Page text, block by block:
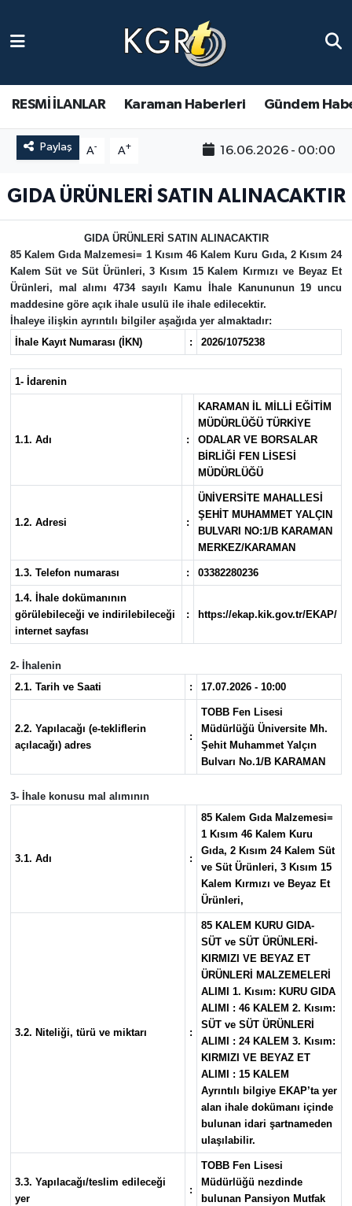
RESMİ İLANLAR Karaman Haberleri Gündem
Paylaş A- A+ 16.06.2026 - 00:00
GIDA ÜRÜNLERİ SATIN ALINACAKTIR
GIDA ÜRÜNLERİ SATIN ALINACAKTIR
85 Kalem Gıda Malzemesi= 1 Kısım 46 Kalem Kuru Gıda, 2 Kısım 24
Kalem Süt ve Süt Ürünleri, 3 Kısım 15 Kalem Kırmızı ve Beyaz Et
Ürünleri, mal alımı 4734 sayılı Kamu İhale Kanununun 19 uncu
maddesine göre açık ihale usulü ile ihale edilecektir.
İhaleye ilişkin ayrıntılı bilgiler aşağıda yer almaktadır:
İhale Kayıt Numarası (İKN)
: 2026/1075238
1- İdarenin
1.1. Adı :
KARAMAN İL MİLLİ EĞİTİM
MÜDÜRLÜĞÜ TÜRKİYE
ODALAR VE BORSALAR
BİRLİĞİ FEN LİSESİ
MÜDÜRLÜĞÜ
1.2. Adresi :
ÜNİVERSİTE MAHALLESİ
ŞEHİT MUHAMMET YALÇIN
BULVARI NO:1/B KARAMAN
MERKEZ/KARAMAN
1.3. Telefon numarası : 03382280236
1.4. İhale dokümanının
görülebileceği ve indirilebileceği
internet sayfası
: https://ekap.kik.gov.tr/EKAP/
2- İhalenin
2.1. Tarih ve Saati
: 17.07.2026 - 10:00
2.2. Yapılacağı (e-tekliflerin
açılacağı) adres
:
TOBB Fen Lisesi
Müdürlüğü Üniversite Mh.
Şehit Muhammet Yalçın
Bulvarı No.1/B KARAMAN
3- İhale konusu mal alımının
3.1. Adı :
85 Kalem Gıda Malzemesi=
1 Kısım 46 Kalem Kuru
Gıda, 2 Kısım 24 Kalem Süt
ve Süt Ürünleri, 3 Kısım 15
Kalem Kırmızı ve Beyaz Et
Ürünleri,
3.2. Niteliği, türü ve miktarı :
85 KALEM KURU GIDA-
SÜT ve SÜT ÜRÜNLERİ-
KIRMIZI VE BEYAZ ET
ÜRÜNLERİ MALZEMELERİ
ALIMI 1. Kısım: KURU GIDA
ALIMI : 46 KALEM 2. Kısım:
SÜT ve SÜT ÜRÜNLERİ
ALIMI : 24 KALEM 3. Kısım:
KIRMIZI VE BEYAZ ET
ALIMI : 15 KALEM
Ayrıntılı bilgiye EKAP’ta yer
alan ihale dokümanı içinde
bulunan idari şartnameden
ulaşılabilir.
3.3. Yapılacağı/teslim edileceği
yer
:
TOBB Fen Lisesi
Müdürlüğü nezdinde
bulunan Pansiyon Mutfak
Gündem Haberleri
Güncel Haberler
Asayiş Haberleri
Ulusal Haberler
Vefat Edenler